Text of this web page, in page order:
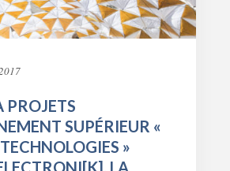
PROJETS
SUPÉRIEUR «
»
LA